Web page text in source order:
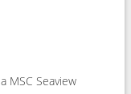
MSC Seaview